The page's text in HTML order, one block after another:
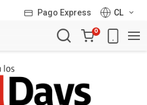
Pago Express
CL
Carro
de
0